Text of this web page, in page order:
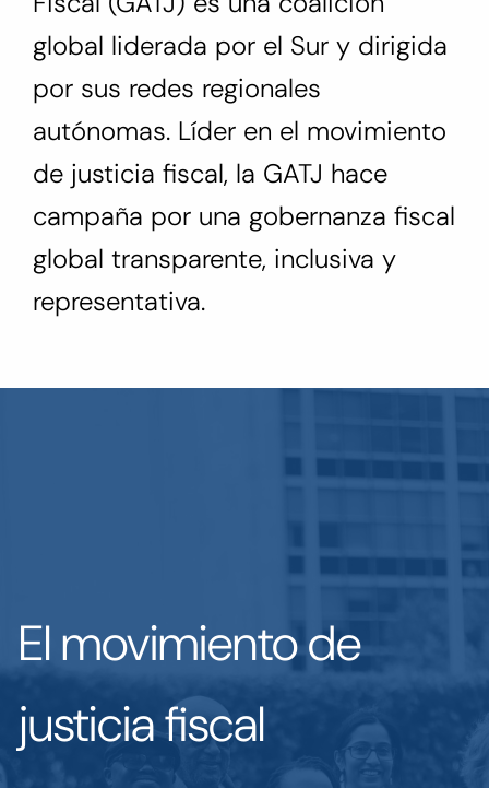
global liderada por el Sur y dirigida
por sus redes regionales
autónomas. Líder en el movimiento
de justicia fiscal, la GATJ hace
campaña por una gobernanza fiscal
global transparente, inclusiva y
representativa.
El movimiento de
justicia fiscal